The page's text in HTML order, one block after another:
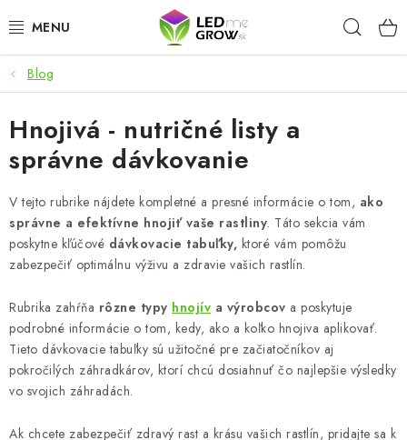
na
AKCIE
LED OSVETLENIE PRE RASTLINY
PESTOVATEĽSKÉ POTREBY
PRE AKVÁRIA
MICROGREENS
SMART GARDEN
Hodnotenie obchodu O nákupu
Blog
Obchodné podmienky
Blog
Hnojivá - nutričné listy a
správne dávkovanie
V tejto rubrike nájdete kompletné a presné informácie o tom, ako
správne a efektívne hnojiť vaše rastliny. Táto sekcia vám
poskytne kľúčové dávkovacie tabuľky, ktoré vám pomôžu
zabezpečiť optimálnu výživu a zdravie vašich rastlín.
Rubrika zahŕňa rôzne typy hnojív a výrobcov a poskytuje
podrobné informácie o tom, kedy, ako a koľko hnojiva aplikovať.
Tieto dávkovacie tabuľky sú užitočné pre začiatočníkov aj
pokročilých záhradkárov, ktorí chcú dosiahnuť čo najlepšie výsledky
vo svojich záhradách.
Ak chcete zabezpečiť zdravý rast a krásu vašich rastlín, pridajte sa k